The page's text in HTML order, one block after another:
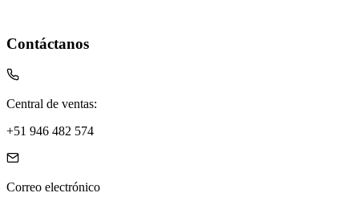
Contáctanos
Central de ventas:
+51 946 482 574
Correo electrónico